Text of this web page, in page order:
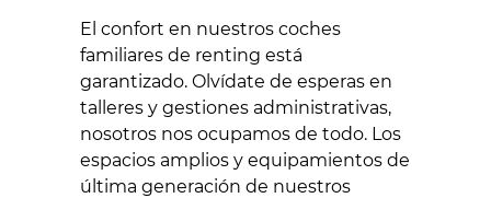
El confort en nuestros coches
familiares de renting está
garantizado. Olvídate de esperas en
talleres y gestiones administrativas,
nosotros nos ocupamos de todo. Los
espacios amplios y equipamientos de
última generación de nuestros